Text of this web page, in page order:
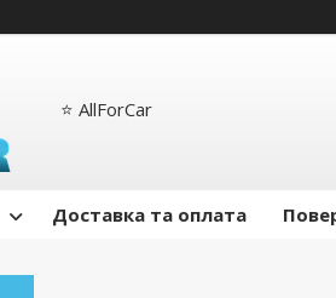
⭐️ AllForCar
Доставка та оплата